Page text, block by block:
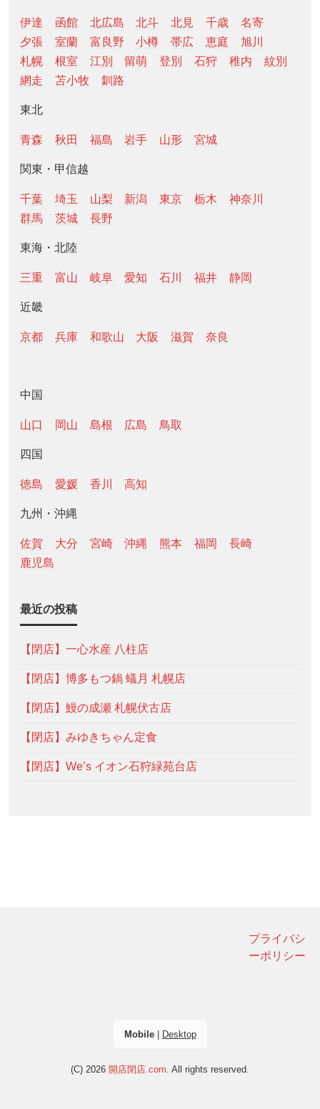
伊達 函館 北広島 北斗 北見 千歳
名寄
夕張
室蘭 富良野 小樽 帯広 恵庭
旭川
札幌
根室 江別 留萌 登別 石狩 稚内
紋別
網走
苫小牧 釧路
東北
青森 秋田 福島 岩手 山形 宮城
関東・甲信越
千葉 埼玉 山梨 新潟 東京 栃木
神奈川
群馬
茨城 長野
東海・北陸
三重 富山 岐阜 愛知 石川 福井 静岡
近畿
京都 兵庫 和歌山 大阪 滋賀 奈良
中国
山口 岡山 島根 広島 鳥取
四国
徳島 愛媛 香川 高知
九州・沖縄
佐賀 大分 宮崎 沖縄 熊本 福岡
長崎
鹿児島
最近の投稿
【閉店】一心水産 八柱店
【閉店】博多もつ鍋 蟻月 札幌店
【閉店】鰻の成瀬 札幌伏古店
【閉店】みゆきちゃん定食
【閉店】We’s イオン石狩緑苑台店
プライバシ
ーポリシー
Mobile| Desktop
(C) 2026 開店閉店.com. All rights reserved.